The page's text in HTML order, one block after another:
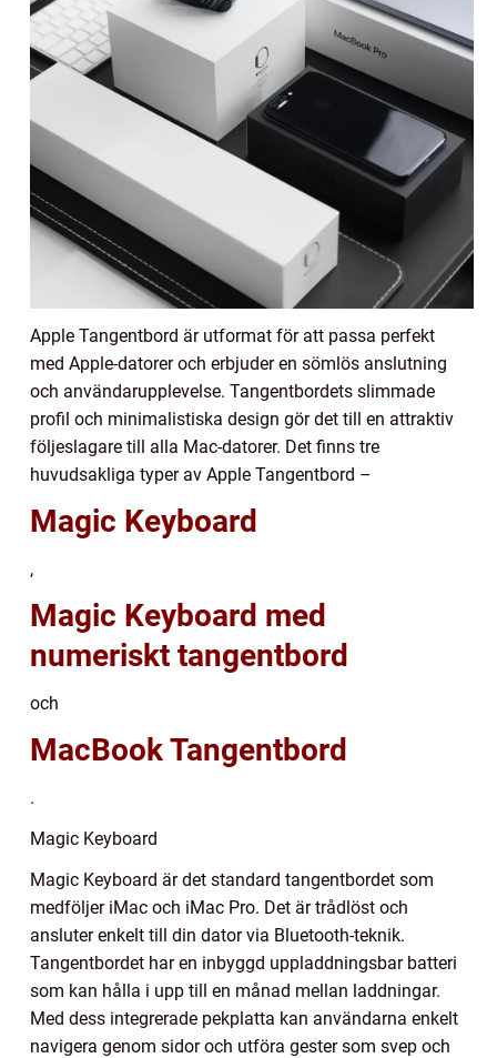
Apple Tangentbord är utformat för att passa perfekt
med Apple-datorer och erbjuder en sömlös anslutning
och användarupplevelse. Tangentbordets slimmade
profil och minimalistiska design gör det till en attraktiv
följeslagare till alla Mac-datorer. Det finns tre
huvudsakliga typer av Apple Tangentbord –
Magic Keyboard
,
Magic Keyboard med
numeriskt tangentbord
och
MacBook Tangentbord
.
Magic Keyboard
Magic Keyboard är det standard tangentbordet som
medföljer iMac och iMac Pro. Det är trådlöst och
ansluter enkelt till din dator via Bluetooth-teknik.
Tangentbordet har en inbyggd uppladdningsbar batteri
som kan hålla i upp till en månad mellan laddningar.
Med dess integrerade pekplatta kan användarna enkelt
navigera genom sidor och utföra gester som svep och